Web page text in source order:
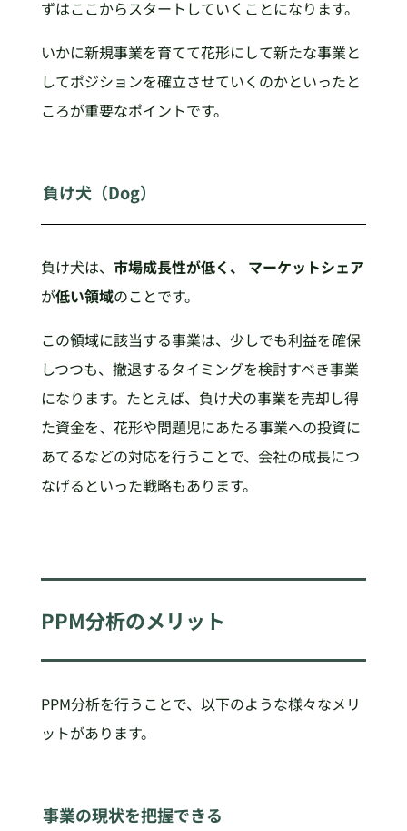
ずはここからスタートしていくことになります。
いかに新規事業を育てて花形にして新たな事業と
してポジションを確立させていくのかといったと
ころが重要なポイントです。
負け犬（Dog）
負け犬は、 市場成長性が低く、
マーケットシェア
が低い領域のことです。
この領域に該当する事業は、少しでも利益を確保
しつつも、撤退するタイミングを検討すべき事業
になります。たとえば、負け犬の事業を売却し得
た資金を、花形や問題児にあたる事業への投資に
あてるなどの対応を行うことで、会社の成長につ
なげるといった戦略もあります。
PPM分析のメリット
PPM分析を行うことで、以下のような様々なメリ
ットがあります。
事業の現状を把握できる